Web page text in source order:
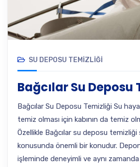
SU DEPOSU TEMIZLIĞI
Bağcılar Su Deposu
Bağcılar Su Deposu Temizliği Su
temiz olması için kabının da temiz
Özellikle Bağcılar su deposu
konusunda önemli bir konudur.
işleminde deneyimli ve aynı